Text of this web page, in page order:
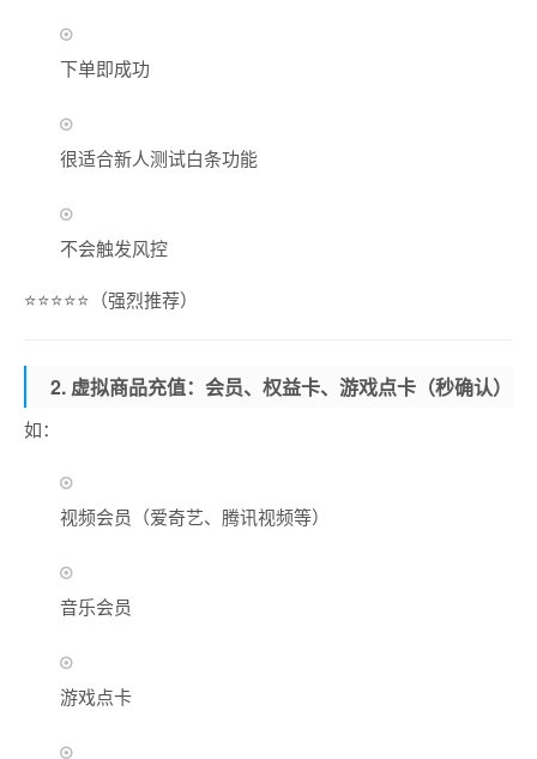
下单即成功
很适合新人测试白条功能
不会触发风控
⭐⭐⭐⭐⭐（强烈推荐）
2. 虚拟商品充值：会员、权益卡、游戏点卡（秒确认）
如：
视频会员（爱奇艺、腾讯视频等）
音乐会员
游戏点卡